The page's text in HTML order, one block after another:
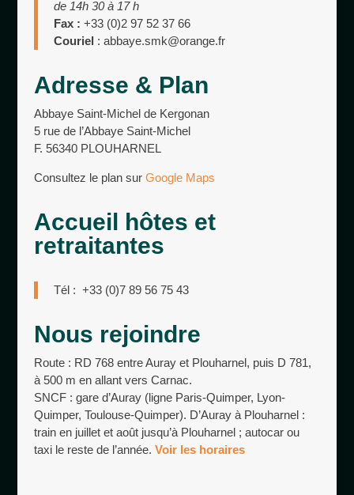
de 14h 30 à 17 h
Fax : +33 (0)2 97 52 37 66
Couriel : abbaye.smk@orange.fr
Adresse & Plan
Abbaye Saint-Michel de Kergonan
5 rue de l’Abbaye Saint-Michel
F. 56340 PLOUHARNEL
Consultez le plan sur Google Maps
Accueil hôtes et
retraitantes
Tél : +33 (0)7 89 56 75 43
Nous rejoindre
Route : RD 768 entre Auray et Plouharnel, puis D 781,
à 500 m en allant vers Carnac.
SNCF : gare d’Auray (ligne Paris-Quimper, Lyon-
Quimper, Toulouse-Quimper). D’Auray à Plouharnel :
train en juillet et août jusqu’à Plouharnel ; autocar ou
taxi le reste de l’année. Voir les horaires